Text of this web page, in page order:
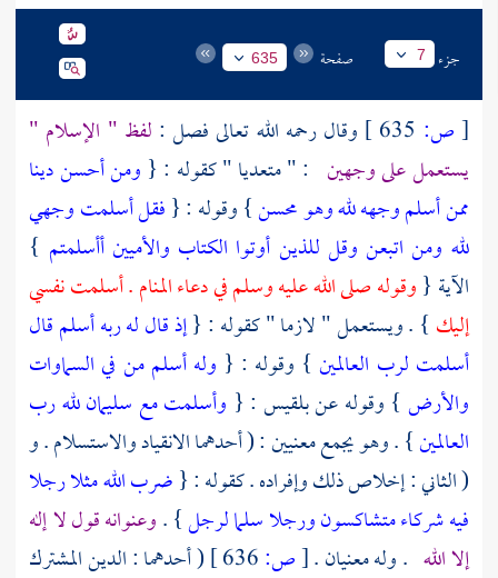
جزء 7 صفحة 635
[ص: وقال رحمه الله تعالى فصل : لفظ " الإسلام "
يستعمل على وجهين : " متعديا " كقوله : { ومن أحسن دينا
ممن أسلم وجهه لله وهو محسن} وقوله : {فقل أسلمت وجهي
لله ومن اتبعن وقل للذين أوتوا الكتاب والأميين أأسلمتم }
الآية {وقوله صلى الله عليه وسلم في دعاء المنام . أسلمت نفسي
إليك } . ويستعمل " لازما " كقوله : {إذ قال له ربه أسلم قال
أسلمت لرب العالمين } وقوله : { وله أسلم من في السماوات
والأرض } وقوله عنبلقيس : { وأسلمت مع سليمان لله رب
العالمين} . وهو يجمع معنيين : ( أحدهما الانقياد والاستسلام . و
( الثاني : إخلاص ذلك وإفراده . كقوله : {ضرب الله مثلا رجلا
فيه شركاء متشاكسون ورجلا سلما لرجل} .وعنوانه قول لا إله
إلا الله . وله معنيان .[ص:
( أحدهما : الدين المشترك